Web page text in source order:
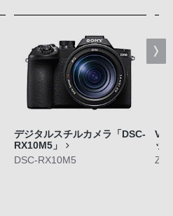
デジタルスチルカメラ「DSC-
RX10M5」
DSC-RX10M5
ッ
ZV-